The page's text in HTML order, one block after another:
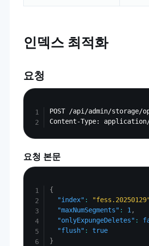
인덱스 최적화
요청
POST /api/admin/storage/
요청 본문
{
"index" :
"maxNumSegments" : 1 ,
"onlyExpungeDeletes" :
"flush" :
true
}